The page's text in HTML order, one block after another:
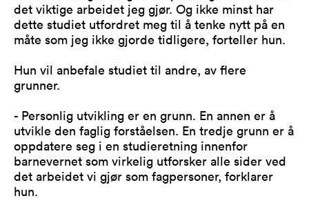
det viktige arbeidet jeg gjør. Og ikke minst har
dette studiet utfordret meg til å tenke nytt på en
måte som jeg ikke gjorde tidligere, forteller hun.
Hun vil anbefale studiet til andre, av flere
grunner.
- Personlig utvikling er en grunn. En annen er å
utvikle den faglig forståelsen. En tredje grunn er å
oppdatere seg i en studieretning innenfor
barnevernet som virkelig utforsker alle sider ved
det arbeidet vi gjør som fagpersoner, forklarer
hun.